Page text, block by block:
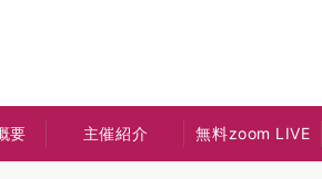
要 主催紹介 無料zoom LIVE